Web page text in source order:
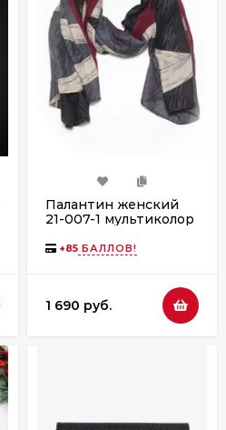
Палантин женский
21-007-1 мультиколор
+85 БАЛЛОВ!
1 690 руб.